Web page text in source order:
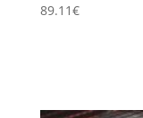
89.11€